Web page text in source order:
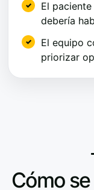
El
debería
El equipo
priorizar
Cómo